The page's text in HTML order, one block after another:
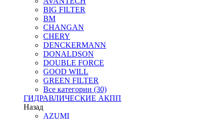
BIG FILTER
BM
CHANGAN
CHERY
DENCKERMANN
DONALDSON
DOUBLE FORCE
GOOD WILL
GREEN FILTER
Все категории (30)
ГИДРАВЛИЧЕСКИЕ АКПП
Назад
AZUMI